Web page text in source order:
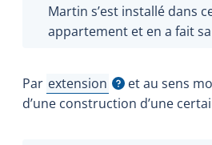
Martin s’est installé dans
appartement et en a fait sa
Par extension
Afficher l'infobulle
et au sens
d’une construction d’une